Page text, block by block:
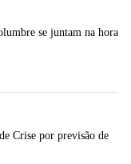
se juntam na hora
Crise por previsão de